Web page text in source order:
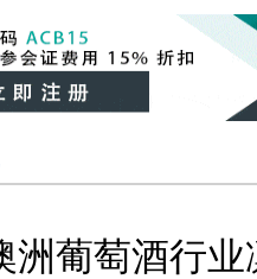
洲葡萄酒行